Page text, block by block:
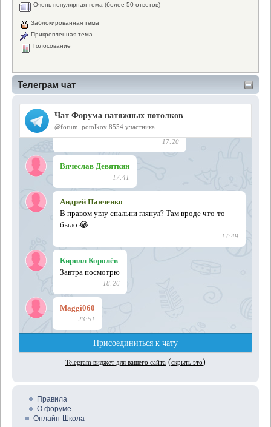
Телеграм чат
Правила
О форуме
Онлайн-Школа
Очень популярная тема (более 50 ответов)
Заблокированная тема
Прикрепленная тема
Голосование